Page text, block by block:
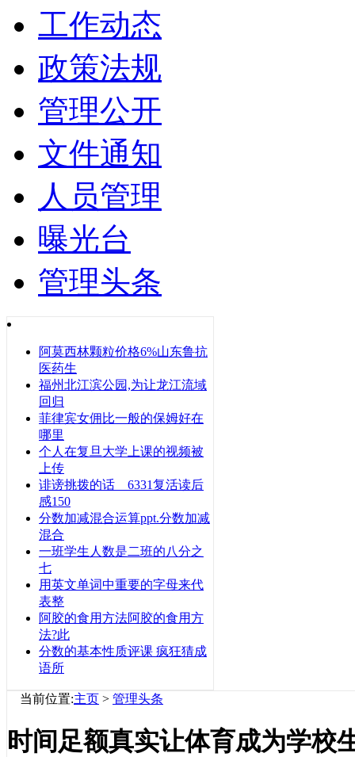
工作动态
政策法规
管理公开
文件通知
人员管理
曝光台
管理头条
阿莫西林颗粒价格6%山东鲁抗
医药生
福州北江滨公园,为让龙江流域
回归
菲律宾女佣比一般的保姆好在
哪里
个人在复旦大学上课的视频被
上传
诽谤挑拨的话 6331复活读后
感150
分数加减混合运算ppt.分数加减
混合
一班学生人数是二班的八分之
七
用英文单词中重要的字母来代
表整
阿胶的食用方法阿胶的食用方
法?此
分数的基本性质评课 疯狂猜成
语所
当前位置:主页 > 管理头条
时间足额真实让体育成为学校